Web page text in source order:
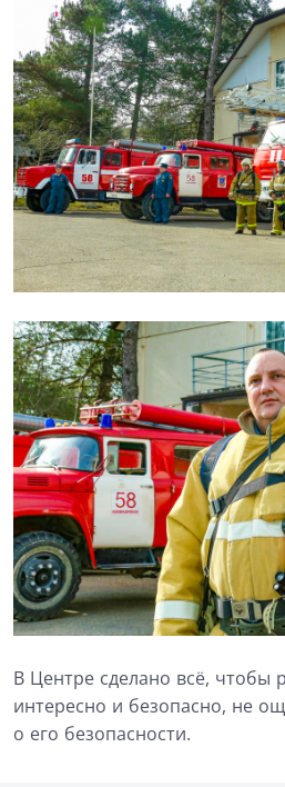
В Центре сделано всё, чтобы
интересно и безопасно, не
о его безопасности.